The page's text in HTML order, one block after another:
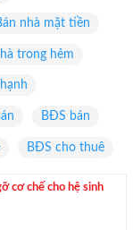
nhà mặt tiền
trong hẻm
BĐS bán
BĐS cho thuê
cơ chế cho hệ sinh